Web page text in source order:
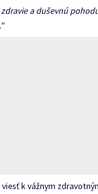
a duševnú
k vážnym